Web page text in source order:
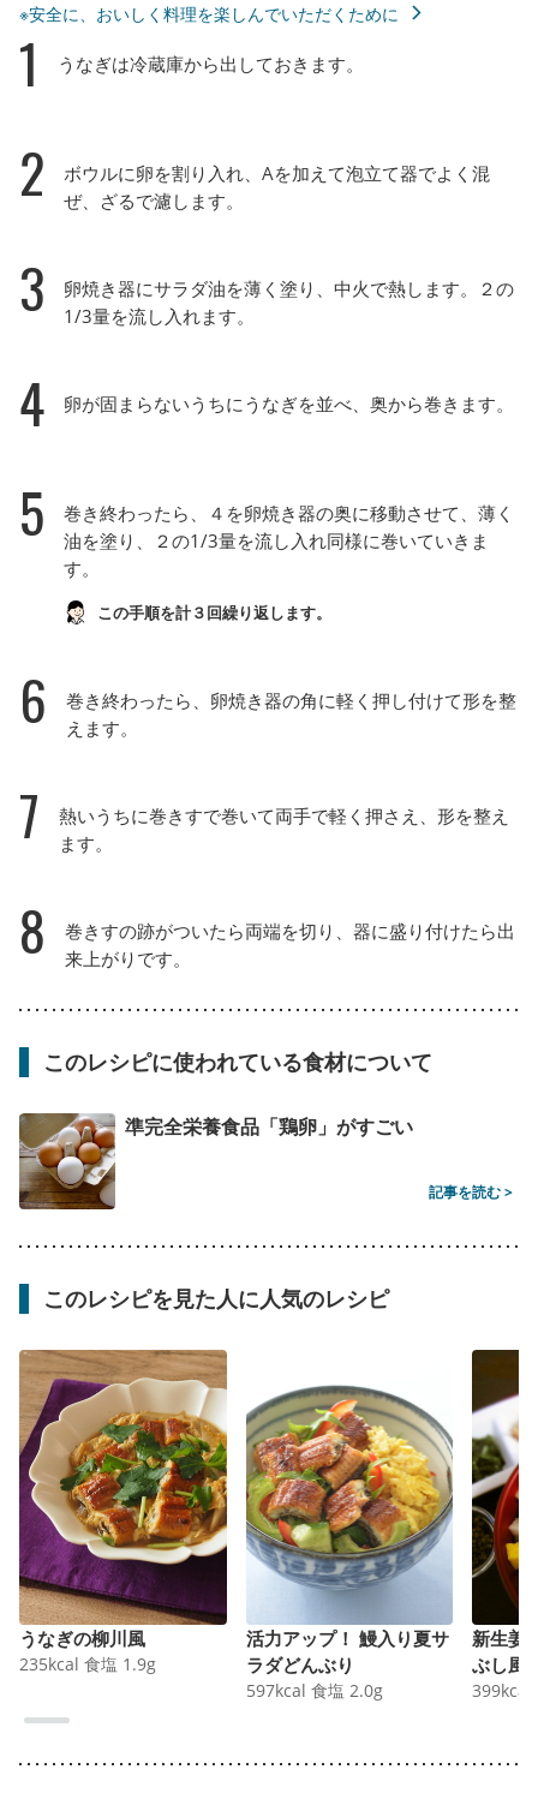
※安全に、おいしく料理を楽しんでいただくために
1 うなぎは冷蔵庫から出しておきます。
2
ボウルに卵を割り入れ、Aを加えて泡立て器でよく混
ぜ、ざるで濾します。
3
卵焼き器にサラダ油を薄く塗り、中火で熱します。２の
1/3量を流し入れます。
4 卵が固まらないうちにうなぎを並べ、奥から巻きます。
5
巻き終わったら、４を卵焼き器の奥に移動させて、薄く
油を塗り、２の1/3量を流し入れ同様に巻いていきま
す。
この手順を計３回繰り返します。
6
巻き終わったら、卵焼き器の角に軽く押し付けて形を整
えます。
7
熱いうちに巻きすで巻いて両手で軽く押さえ、形を整え
ます。
8
巻きすの跡がついたら両端を切り、器に盛り付けたら出
来上がりです。
このレシピに使われている食材について
準完全栄養食品「鶏卵」がすごい
記事を読む >
このレシピを見た人に人気のレシピ
うなぎの柳川風
235kcal 食塩 1.9g
活力アップ！ 鰻入り夏サ
ラダどんぶり
597kcal 食塩 2.0g
新生姜
ぶし風
399kcal